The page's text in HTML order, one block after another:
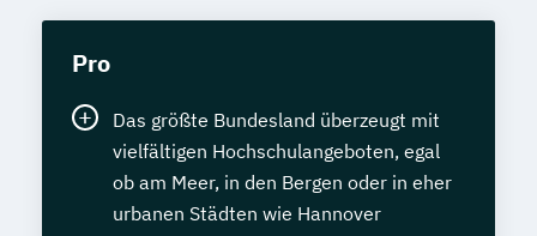
Pro
Das größte Bundesland überzeugt mit
vielfältigen Hochschulangeboten, egal
ob am Meer, in den Bergen oder in eher
urbanen Städten wie Hannover